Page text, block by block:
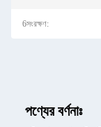
6সংরক্ষণ:
পণ্যের বর্ণনাঃ